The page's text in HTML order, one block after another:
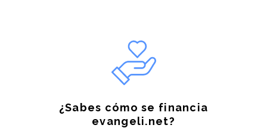
¿Sabes cómo se financia
evangeli.net?